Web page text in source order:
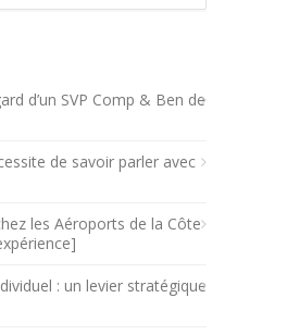
d’un SVP Comp & Ben de
de savoir parler avec
les Aéroports de la Côte
: un levier stratégique